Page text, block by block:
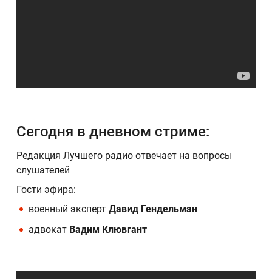
Сегодня в дневном стриме:
Редакция Лучшего радио отвечает на вопросы
слушателей
Гости эфира:
военный эксперт Давид Гендельман
адвокат Вадим Клювгант